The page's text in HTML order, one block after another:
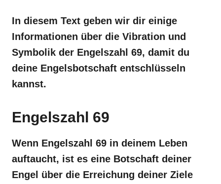
In diesem Text geben wir dir einige
Informationen über die Vibration und
Symbolik der Engelszahl 69, damit du
deine Engelsbotschaft entschlüsseln
kannst.
Engelszahl 69
Wenn Engelszahl 69 in deinem Leben
auftaucht, ist es eine Botschaft deiner
Engel über die Erreichung deiner Ziele